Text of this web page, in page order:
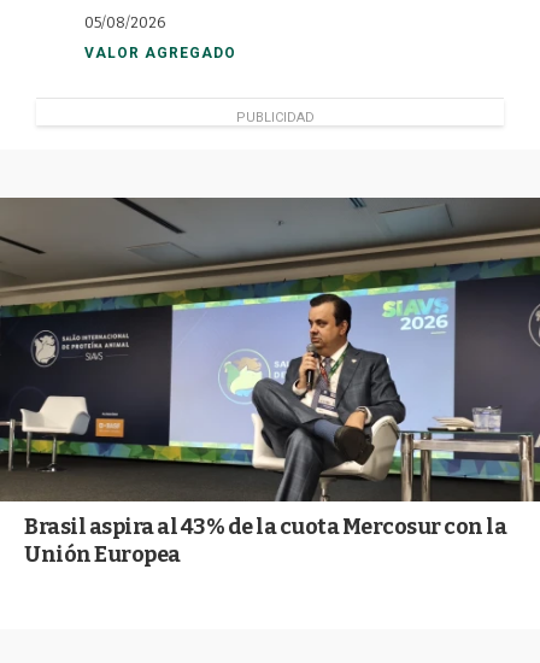
05/08/2026
VALOR AGREGADO
PUBLICIDAD
Brasil aspira al 43% de la cuota Mercosur con la
Unión Europea